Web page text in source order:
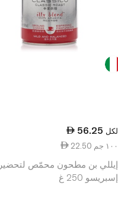
56.25 لكل
22.50 ١٠٠ جم
إيللي بن مطحون محمّص لتحضير
إسبريسو 250 غ